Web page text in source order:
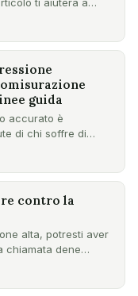
guida
accurato è
di chi soffre di
contro la
alta, potresti aver
chiamata dene…